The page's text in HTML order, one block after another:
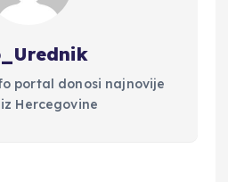
portal donosi najnovije
Hercegovine